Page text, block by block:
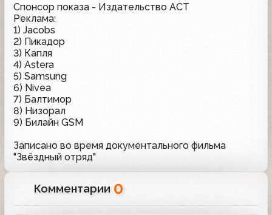
Спонсор показа - Издательство АСТ
Реклама:
1) Jacobs
2) Пикадор
3) Капля
4) Astera
5) Samsung
6) Nivea
7) Балтимор
8) Низорал
9) Билайн GSM
Записано во время документального фильма
"Звёздный отряд"
Комментарии 0